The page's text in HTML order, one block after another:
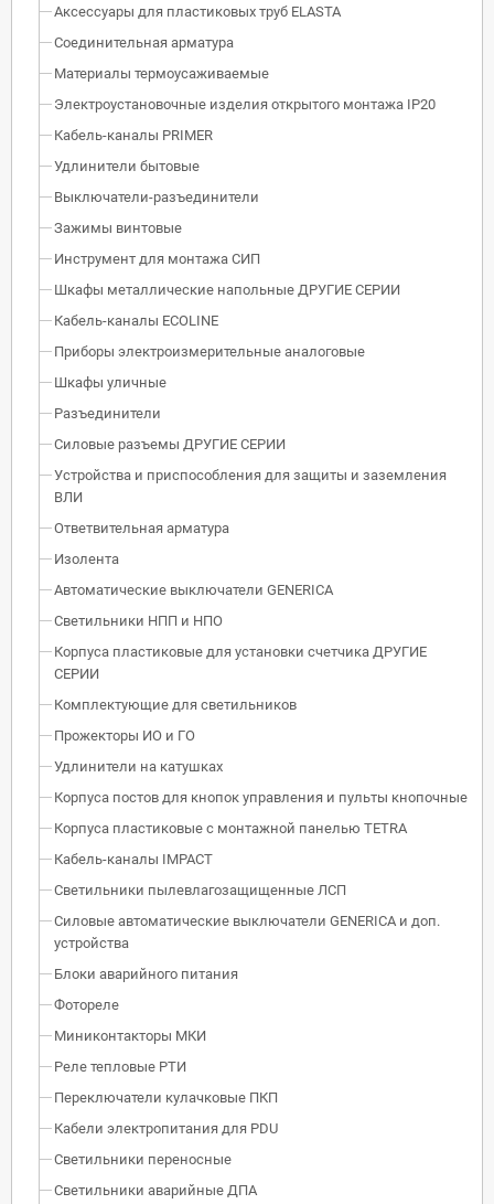
Аксессуары для пластиковых труб ELASTA
Соединительная арматура
Материалы термоусаживаемые
Электроустановочные изделия открытого монтажа IP20
Кабель-каналы PRIMER
Удлинители бытовые
Выключатели-разъединители
Зажимы винтовые
Инструмент для монтажа СИП
Шкафы металлические напольные ДРУГИЕ СЕРИИ
Кабель-каналы ECOLINE
Приборы электроизмерительные аналоговые
Шкафы уличные
Разъединители
Силовые разъемы ДРУГИЕ СЕРИИ
Устройства и приспособления для защиты и заземления
ВЛИ
Ответвительная арматура
Изолента
Автоматические выключатели GENERICA
Светильники НПП и НПО
Корпуса пластиковые для установки счетчика ДРУГИЕ
СЕРИИ
Комплектующие для светильников
Прожекторы ИО и ГО
Удлинители на катушках
Корпуса постов для кнопок управления и пульты кнопочные
Корпуса пластиковые с монтажной панелью TETRA
Кабель-каналы IMPACT
Светильники пылевлагозащищенные ЛСП
Силовые автоматические выключатели GENERICA и доп.
устройства
Блоки аварийного питания
Фотореле
Миниконтакторы МКИ
Реле тепловые РТИ
Переключатели кулачковые ПКП
Кабели электропитания для PDU
Светильники переносные
Светильники аварийные ДПА